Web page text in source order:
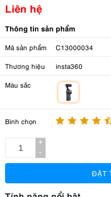
Liên hệ
Thông tin sản phẩm
Mã sản phẩm C13000034
Thương hiệu insta360
Màu sắc
Bình chọn
+
-
ĐẶT